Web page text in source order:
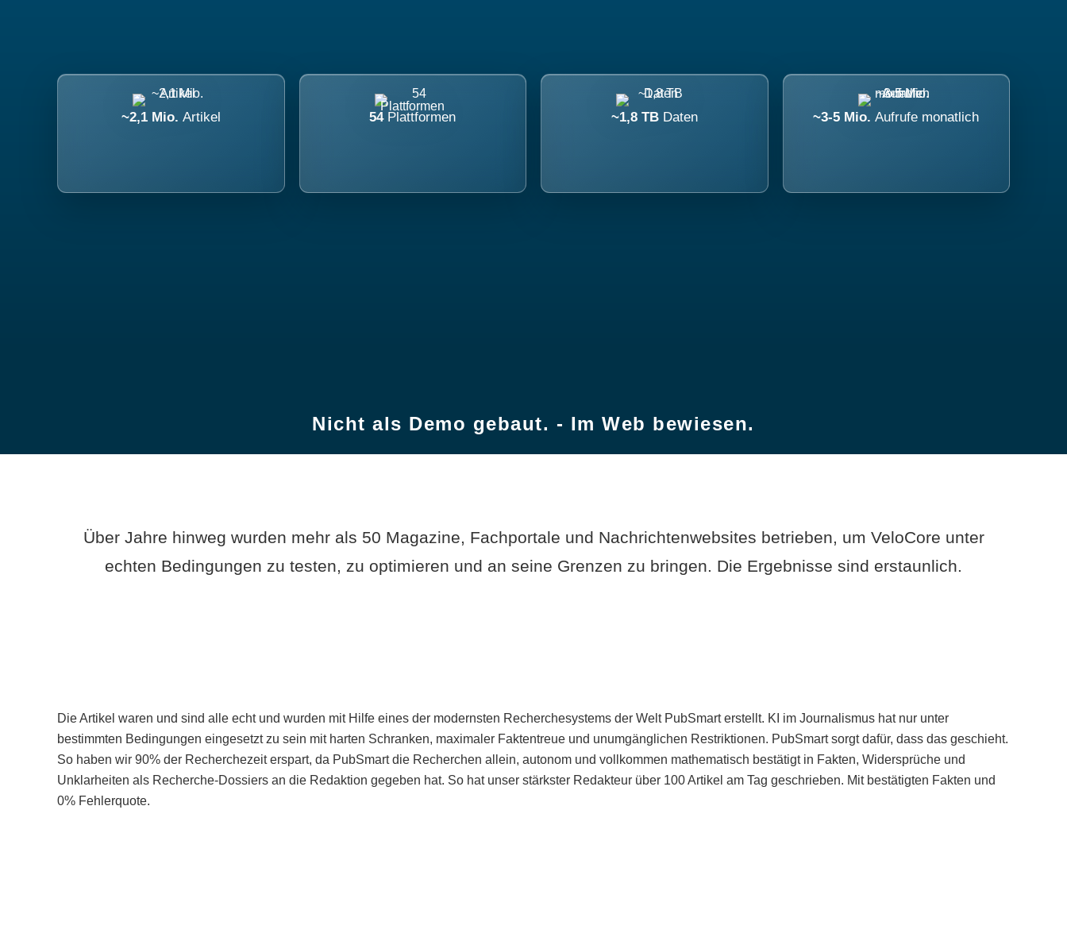
~2,1 Mio. Artikel 54 Plattformen ~1,8 TB Daten ~3-5 Mio.Aufrufe monatlich
Nicht als Demo gebaut. - Im Web bewiesen.
Über Jahre hinweg wurden mehr als 50 Magazine, Fachportale und Nachrichtenwebsites betrieben, um VeloCore unter
echten Bedingungen zu testen, zu optimieren und an seine Grenzen zu bringen. Die Ergebnisse sind erstaunlich.
Die Artikel waren und sind alle echt und wurden mit Hilfe eines der modernsten Recherchesystems der Welt PubSmart erstellt. KI im Journalismus hat nur unter
bestimmten Bedingungen eingesetzt zu sein mit harten Schranken, maximaler Faktentreue und unumgänglichen Restriktionen. PubSmart sorgt dafür, dass das geschieht.
So haben wir 90% der Recherchezeit erspart, da PubSmart die Recherchen allein, autonom und vollkommen mathematisch bestätigt in Fakten, Widersprüche und
Unklarheiten als Recherche-Dossiers an die Redaktion gegeben hat. So hat unser stärkster Redakteur über 100 Artikel am Tag geschrieben. Mit bestätigten Fakten und
0% Fehlerquote.